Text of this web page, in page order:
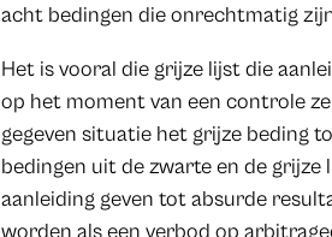
acht bedingen die onrechtmatig
Het is vooral die grijze lijst die
op het moment van een controle
gegeven situatie het grijze beding
bedingen uit de zwarte en de
aanleiding geven tot absurde
worden als een verbod op